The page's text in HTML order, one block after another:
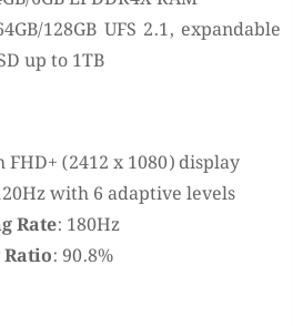
128GB UFS 2.1, expandable
up to 1TB
FHD+ (2412 x 1080) display
with 6 adaptive levels
Rate: 180Hz
Ratio: 90.8%